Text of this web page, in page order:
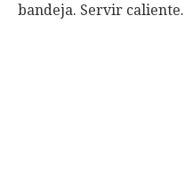
bandeja. Servir caliente.